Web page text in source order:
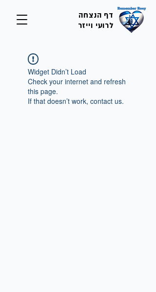
דף הנצחה
לרועי וייזר
Widget Didn’t Load
Check your internet and refresh
this page.
If that doesn’t work, contact us.